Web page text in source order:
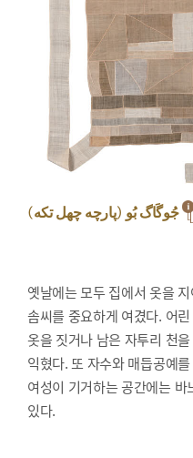
جُوگَاگ بُو (پارچه چهل تکه)
옛날에는 모두 집에서 옷을
솜씨를 중요하게 여겼다. 어
옷을 짓거나 남은 자투리 천
익혔다. 또 자수와 매듭공예
여성이 기거하는 공간에는
있다.